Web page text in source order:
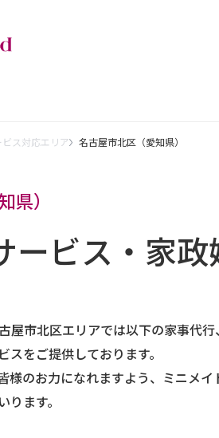
ビス対応エリア 名古屋市北区（愛知県）
県）
ービス・家政
屋市北区エリアでは以下の家事代
をご提供しております。
様のお力になれますよう、ミニメイ
ます。